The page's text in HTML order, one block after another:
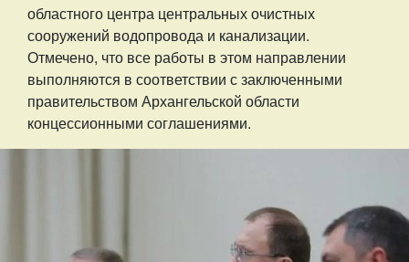
областного центра центральных очистных
сооружений водопровода и канализации.
Отмечено, что все работы в этом направлении
выполняются в соответствии с заключенными
правительством Архангельской области
концессионными соглашениями.